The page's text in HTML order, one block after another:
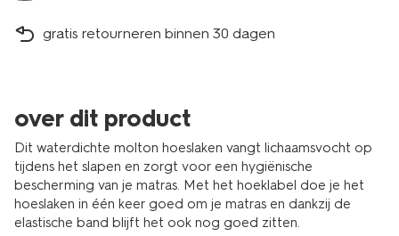
gratis retourneren binnen 30 dagen
over dit product
Dit waterdichte molton hoeslaken vangt lichaamsvocht op
tijdens het slapen en zorgt voor een hygiënische
bescherming van je matras. Met het hoeklabel doe je het
hoeslaken in één keer goed om je matras en dankzij de
elastische band blijft het ook nog goed zitten.